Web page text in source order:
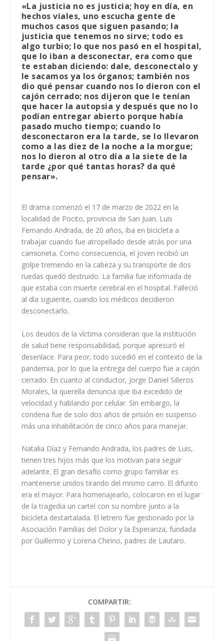
«La justicia no es justicia; hoy en día, en
hechos viales, uno escucha gente de
muchos casos que siguen pasando; la
justicia que tenemos no sirve; todo es
algo turbio; lo que nos pasó en el hospital,
que lo iban a desconectar, era como que
te estaban diciendo: dale, desconectalo y
le sacamos ya los órganos; también nos
dio qué pensar cuando nos lo dieron con el
cajón cerrado; nos dijeron que le tenían
que hacer la autopsia y después que no lo
podían entregar abierto porque había
pasado mucho tiempo; cuando lo
desconectaron era la tarde, se lo llevaron
como a las diez de la noche a la morgue;
nos lo dieron al otro día a la siete de la
tarde ¿por qué tantas horas? da qué
pensar».
El drama comenzó el 17 de marzo de 2022 en la
localidad de Pocito, provincia de San Juan. Luis
Fernando Andrada, de 20 años, iba en bicicleta a
trabajar cuando fue atropellado desde atrás por una
camioneta. Como consecuencia, el joven recibió un
golpe tremendo en la cabeza y su transporte de dos
ruedas quedó destruido. La familia fue informada de
que estaba con muerte cerebral en el hospital. Falleció
al día siguiente, cuando los médicos decidieron
desconectarlo.
Los deudos de la víctima consideran que la institución
de salud tiene responsabilidad, porque apresuró el
desenlace. Para peor, todo sucedió en el contexto de la
pandemia, por lo que la entrega del cuerpo fue a cajón
cerrado. En cuanto al conductor, Jorge Daniel Silleros
Morales, la querella denuncia que iba excedido de
velocidad y hablando por celular. Sin embargo, la
condena fue de solo dos años de prisión en suspenso
más una inhabilitación de cinco años para manejar.
Natalia Díaz y Fernando Andrada, los padres de Luis,
tienen tres hijos más que los motivan para seguir
adelante. El gran desafío como grupo familiar es
mantenerse unidos tirando del mismo carro. El difunto
era el mayor. Para homenajearlo, colocaron en el lugar
de la tragedia un cartel con su nombre junto a la
bicicleta destartalada. El letrero fue gestionado por la
Asociación Familias del Dolor y la Esperanza, fundada
por Guillermo y Lorena Chirino, padres de Lautaro.
COMPARTIR: